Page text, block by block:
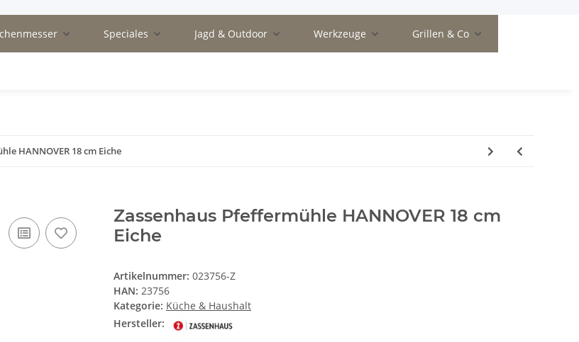
Speciales Jagd & Outdoor Werkzeuge Grillen & Co
HANNOVER 18 cm Eiche
Zassenhaus Pfeffermühle HANNOVER 18 cm
Eiche
Artikelnummer: 023756-Z
HAN: 23756
Kategorie: Küche & Haushalt
Hersteller: